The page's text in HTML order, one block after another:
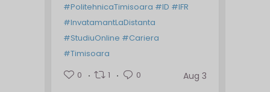
#PolitehnicaTimisoara #ID #IFR
#InvatamantLaDistanta
#StudiuOnline #Cariera
#Timisoara
0
1 0 Aug 3